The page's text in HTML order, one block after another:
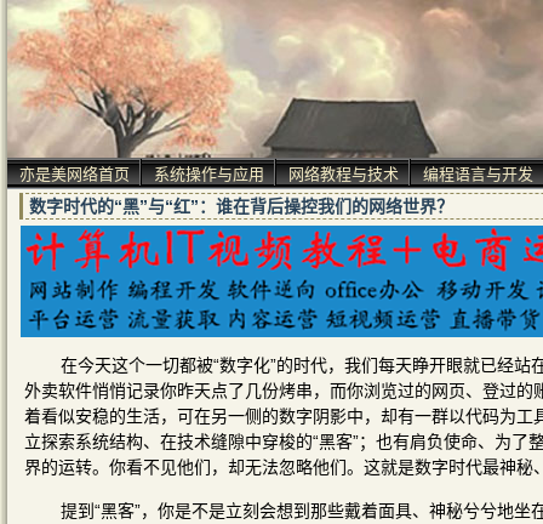
亦是美网络首页 系统操作与应用 网络教程与技术 编程语言与开发
数字时代的“黑”与“红”：谁在背后操控我们的网络世界？
在今天这个一切都被“数字化”的时代，我们每天睁开眼就已经
外卖软件悄悄记录你昨天点了几份烤串，而你浏览过的网页、登过
着看似安稳的生活，可在另一侧的数字阴影中，却有一群以代码为
立探索系统结构、在技术缝隙中穿梭的“黑客”；也有肩负使命、为
界的运转。你看不见他们，却无法忽略他们。这就是数字时代最神秘
提到“黑客”，你是不是立刻会想到那些戴着面具、神秘兮兮地